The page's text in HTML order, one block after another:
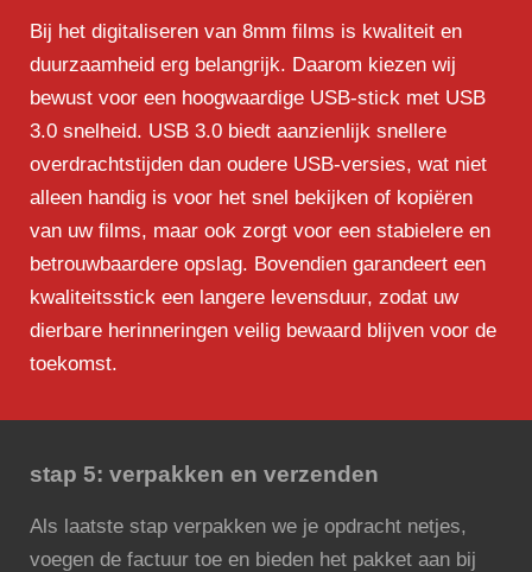
Bij het digitaliseren van 8mm films is kwaliteit en
duurzaamheid erg belangrijk. Daarom kiezen wij
bewust voor een hoogwaardige USB-stick met USB
3.0 snelheid. USB 3.0 biedt aanzienlijk snellere
overdrachtstijden dan oudere USB-versies, wat niet
alleen handig is voor het snel bekijken of kopiëren
van uw films, maar ook zorgt voor een stabielere en
betrouwbaardere opslag. Bovendien garandeert een
kwaliteitsstick een langere levensduur, zodat uw
dierbare herinneringen veilig bewaard blijven voor de
toekomst.
stap 5: verpakken en verzenden
Als laatste stap verpakken we je opdracht netjes,
voegen de factuur toe en bieden het pakket aan bij